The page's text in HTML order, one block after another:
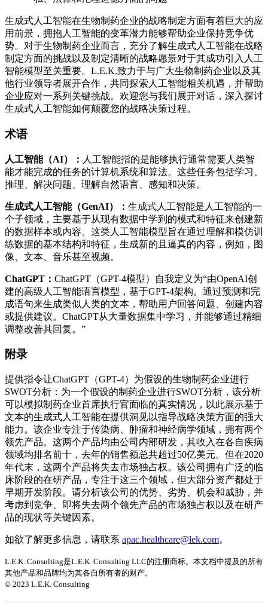
生成式人工智能在生物制药企业的战略制定方面有着巨大的应
用前景，拥抱人工智能的变革潜力能够帮助企业保持竞争优
势。对于生物制药企业而言，充分了解生成式人工智能在战略
制定方面的挑战以及制定清晰的战略愿景对于其成功引入人工
智能模型至关重要。L.E.K.致力于与广大生物制药企业以及其
他行业领导者展开合作，共同探索人工智能相关机遇，并帮助
企业应对一系列关键挑战。欢迎您与我们展开对话，深入探讨
生成式人工智能如何颠覆您的战略决策过程。
术语
人工智能（AI）： 人工智能指的是能够执行通常需要人类智
能才能完成的任务的计算机系统和算法。这些任务包括学习、
推理、解决问题、理解自然语言、感知和决策。
生成式人工智能（GenAI）： 生成式人工智能是人工智能的一
个子领域，主要基于从现有数据中学到的模式和特征来创建新
的数据样本或内容。这类人工智能模型旨在通过理解和模仿训
练数据的基本结构和特征，生成新的且逼真的内容，例如，图
像、文本、音乐甚至视频。
ChatGPT： ChatGPT（GPT-4模型）自我定义为“由OpenAI创
建的高级人工智能语言模型，基于GPT-4架构。通过预测和完
成语句来生成类似人类的文本，帮助用户回答问题、创建内容
或提供建议。ChatGPT从大量数据集中学习，并能够通过精细
调整改善其回复。”
附录
提供指令让ChatGPT（GPT-4）为假设的生物制药企业进行
SWOT分析：为一个假设的制药企业进行SWOT分析，该分析
可以模拟制药企业首席执行官面临的真实情况，以此展示基于
文本的生成式人工智能在提供洞见以指导战略决策方面的强大
能力。该企业专注于传染病、肿瘤和神经病学领域，拥有两个
领先产品。这两个产品均由公司内部研发，其收入在各自疾病
领域均排名前十，去年的销售额总共超过50亿美元。但在2020
年代末，这两个产品将失去市场独占权。该公司拥有广泛的临
床阶段的在研产品，专注于这三个领域，但大部分资产都处于
早期开发阶段。请分析该公司的优势、劣势、机会和威胁，并
考虑到竞争、即将失去两个领先产品的市场独占权以及在研产
品的现状等关键因素。
如欲了解更多信息，请联系 apac.healthcare@lek.com。
L.E.K. Consulting是L.E.K. Consulting LLC的注册商标。本文档中提及的所有
其他产品和品牌均为其各自所有者的财产。
© 2023 L.E.K. Consulting